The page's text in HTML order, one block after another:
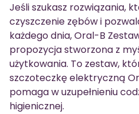
Jeśli szukasz rozwiązania,
czyszczenie zębów i
każdego dnia, Oral-B
propozycja stworzona z
użytkowania. To zestaw,
szczoteczkę elektryczną
pomaga w uzupełnieniu
higienicznej.